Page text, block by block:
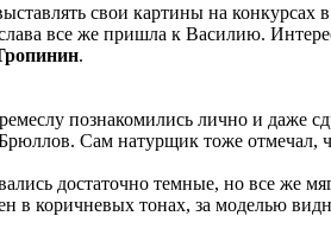
свои картины на конкурсах
все же пришла к Василию.
.
познакомились лично и даже
Сам натурщик тоже отмечал,
достаточно темные, но все же
в коричневых тонах, за моделью